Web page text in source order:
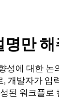
만
성에 대한 논
개발자가 입
된 워크플로